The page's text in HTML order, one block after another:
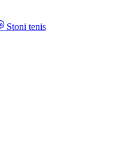
Stoni tenis